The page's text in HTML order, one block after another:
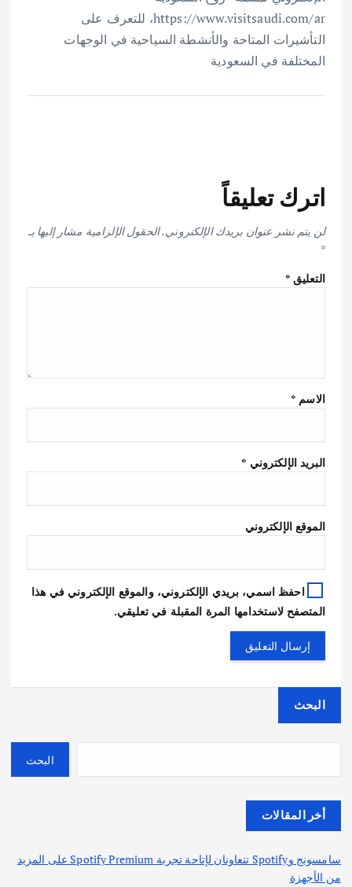
https://www.visitsaudi.com/ar، للتعرف على
التأشيرات المتاحة والأنشطة السياحية في الوجهات
المختلفة في السعودية
اترك تعليقاً
لن يتم نشر عنوان بريدك الإلكتروني.الحقول الإلزامية مشار إليها بـ
*
التعليق*
الاسم *
البريد الإلكتروني *
الموقع الإلكتروني
احفظ اسمي، بريدي الإلكتروني، والموقع الإلكتروني في هذا
المتصفح لاستخدامها المرة المقبلة في تعليقي.
البحث
البحث
أخر المقالات
سامسونج وSpotify تتعاونان لإتاحة تجربة Spotify Premium على المزيد
من الأجهزة